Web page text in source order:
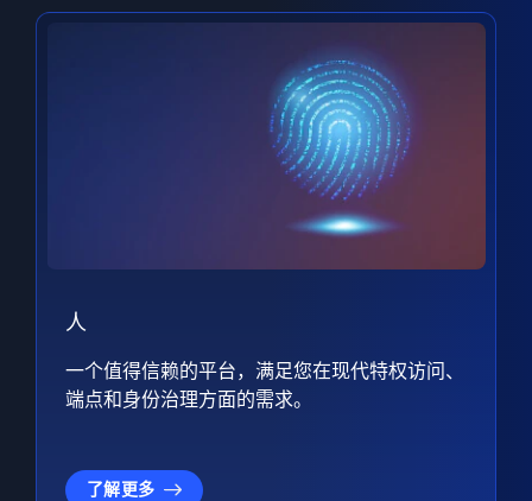
人
一个值得信赖的平台，满足您在现代特权访问、
端点和身份治理方面的需求。
了解更多